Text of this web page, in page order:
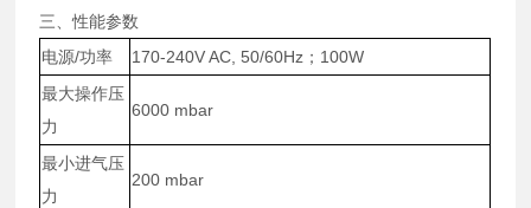
三、性能参数
电源/功率
170-240V AC, 50/60Hz；100W
最大操作压
力
6000 mbar
最小进气压
力
200 mbar